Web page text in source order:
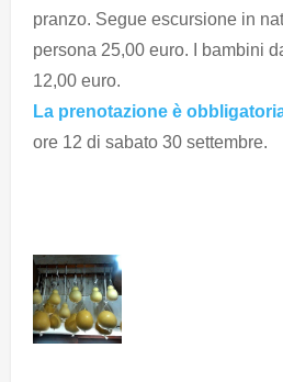
pranzo. Segue escursione in
persona 25,00 euro. I bambini
12,00 euro.
La prenotazione è
ore 12 di sabato 30 settembre.